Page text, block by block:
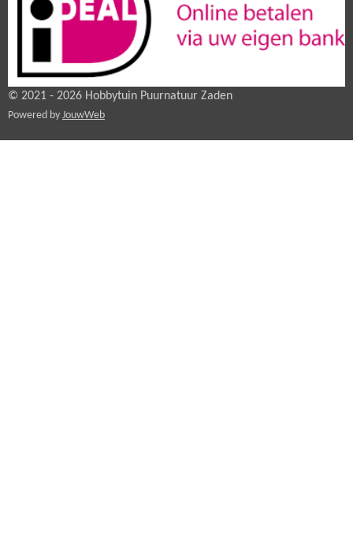
© 2021 - 2026 Hobbytuin Puurnatuur Zaden
Powered by JouwWeb